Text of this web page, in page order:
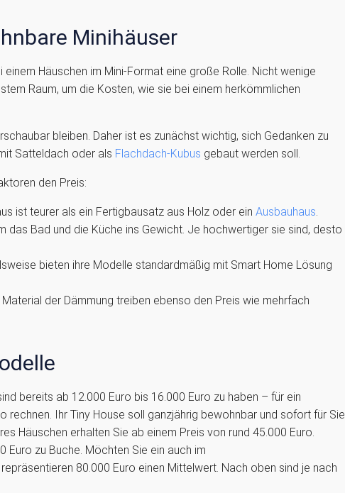
Minihäuser
Häuschen im Mini-Format eine große Rolle. Nicht wenige
Raum, um die Kosten, wie sie bei einem herkömmlichen
bleiben. Daher ist es zunächst wichtig, sich Gedanken zu
Satteldach oder als Flachdach-Kubus gebaut werden soll.
den Preis:
ist teurer als ein Fertigbausatz aus Holz oder ein Ausbauhaus.
das Bad und die Küche ins Gewicht. Je hochwertiger sie sind, desto
bieten ihre Modelle standardmäßig mit Smart Home Lösung
Material der Dämmung treiben ebenso den Preis wie mehrfach
bereits ab 12.000 Euro bis 16.000 Euro zu haben – für ein
rechnen. Ihr Tiny House soll ganzjährig bewohnbar und sofort für Sie
Häuschen erhalten Sie ab einem Preis von rund 45.000 Euro.
Euro zu Buche. Möchten Sie ein auch im
80.000 Euro einen Mittelwert. Nach oben sind je nach